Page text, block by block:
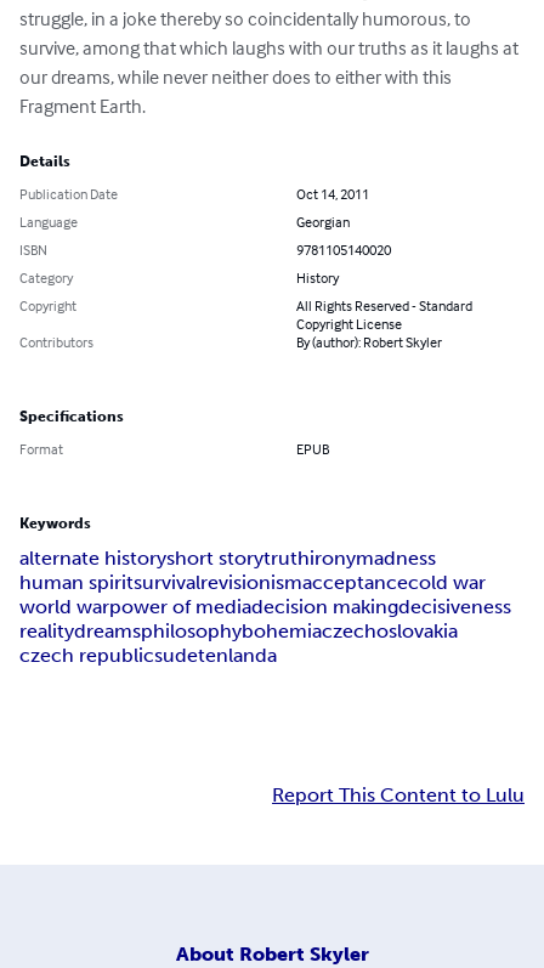
struggle, in a joke thereby so coincidentally humorous, to
survive, among that which laughs with our truths as it laughs at
our dreams, while never neither does to either with this
Fragment Earth.
Details
Publication Date
Oct 14, 2011
Language
Georgian
ISBN
9781105140020
Category
History
Copyright
All Rights Reserved - Standard
Copyright License
Contributors
By (author): Robert Skyler
Specifications
Format EPUB
Keywords
alternate historyshort storytruthironymadness
human spiritsurvivalrevisionismacceptancecold war
world warpower of mediadecision makingdecisiveness
realitydreamsphilosophybohemiaczechoslovakia
czech republicsudetenlanda
Report This Content to Lulu
About Robert Skyler